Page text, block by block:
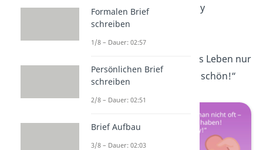
Lebenbunter
. Happy
Birthday!“
„Ohne dich wäre das Leben nur
halb solustig . Feier schön!“
Formalen Brief
schreiben
1/8 – Dauer: 02:57
Persönlichen Brief
schreiben
2/8 – Dauer: 02:51
Brief Aufbau
3/8 – Dauer: 02:03